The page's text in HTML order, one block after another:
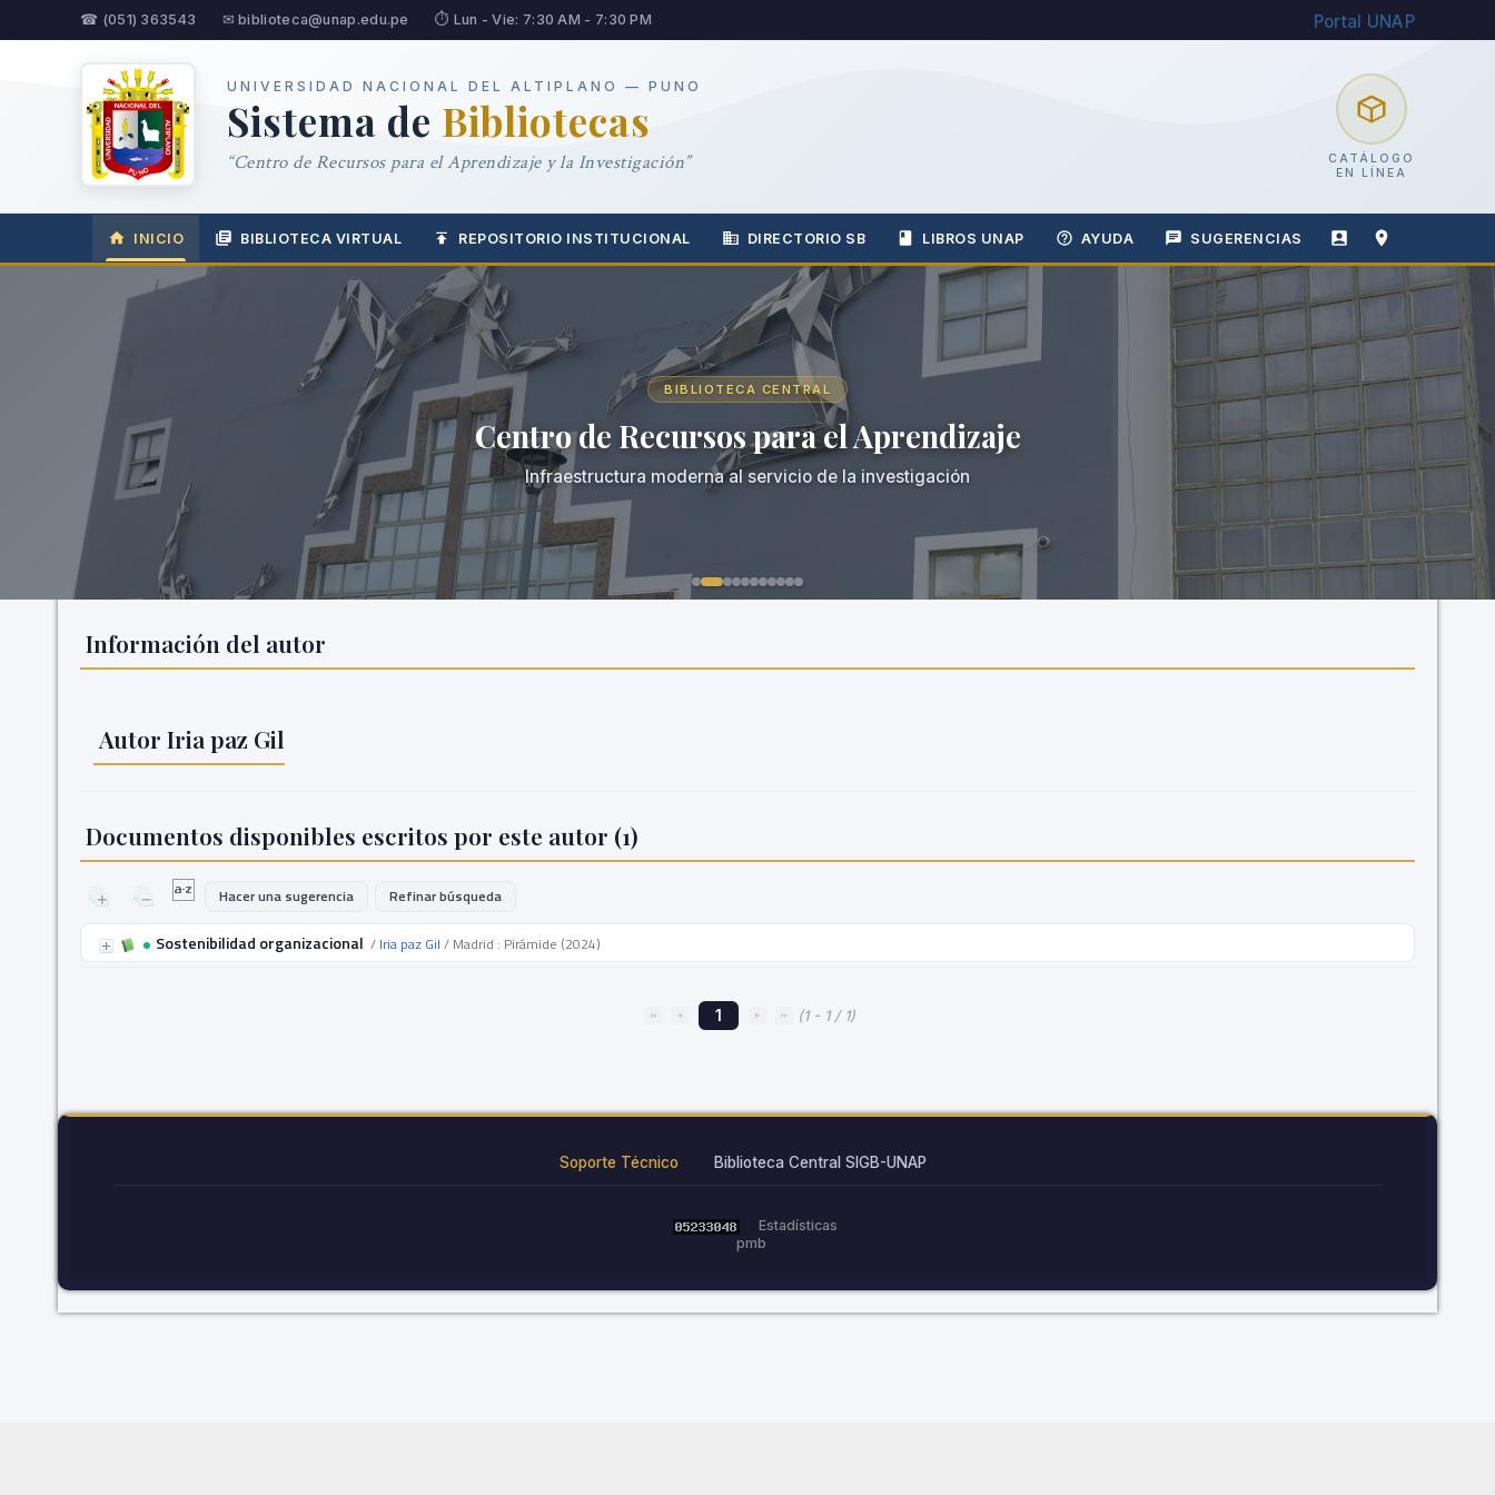
☎ (051) 363543 ✉ biblioteca@unap.edu.pe ⏱ Lun - Vie: 7:30 AM - 7:30 PM Portal UNAP
UNIVERSIDAD NACIONAL DEL ALTIPLANO — PUNO
Sistema de Bibliotecas
“Centro de Recursos para el Aprendizaje y la Investigación”
CATÁLOGO
EN LÍNEA
INICIO BIBLIOTECA VIRTUAL REPOSITORIO INSTITUCIONAL DIRECTORIO SB LIBROS UNAP AYUDA SUGERENCIAS
BIBLIOTECA CENTRAL
Centro de Recursos para el Aprendizaje
Infraestructura moderna al servicio de la investigación
Información del autor
Autor Iria paz Gil
Documentos disponibles escritos por este autor (1)
Hacer una sugerencia Refinar búsqueda
Sostenibilidad organizacional / Iria paz Gil / Madrid : Pirámide (2024)
1 (1 - 1 / 1)
Soporte Técnico Biblioteca Central SIGB-UNAP
Estadísticas
pmb